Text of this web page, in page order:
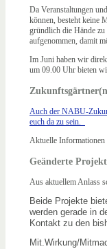
Da Veranstaltungen
können, besteht keine
gründlich die Hände
aufgenommen, damit
Im Juni haben wir
um 09.00 Uhr bieten
Auch der NABU-
euch da zu sein.
Aktuelle Informationen
Geänderte
Aus aktuellem Anlass
Beide Projekte
werden gerade in
Kontakt zu den
Mit.Wirkung/